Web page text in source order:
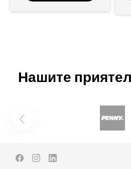
Нашите
FacebookInstagram